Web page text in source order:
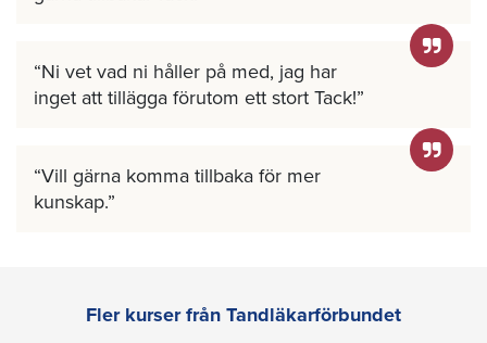
Ni vet vad ni håller på med, jag har
inget att tillägga förutom ett stort Tack!
Vill gärna komma tillbaka för mer
kunskap.
Fler kurser från Tandläkarförbundet